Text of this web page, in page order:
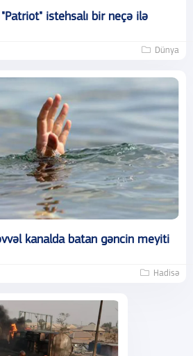
istehsalı bir neçə ilə
Dünya
kanalda batan gəncin meyiti
Hadisə